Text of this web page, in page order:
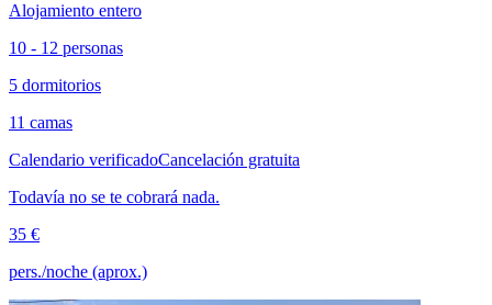
Alojamiento entero
10 - 12 personas
5 dormitorios
11 camas
Calendario verificadoCancelación gratuita
Todavía no se te cobrará nada.
35 €
pers./noche (aprox.)